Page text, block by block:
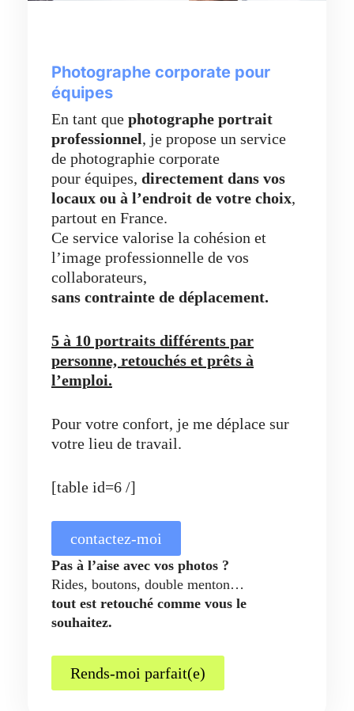
Photographe corporate pour
équipes
En tant que photographe portrait
professionnel, je propose un service
de photographie corporate
pour équipes, directement dans vos
locaux ou à l’endroit de votre choix,
partout en France.
Ce service valorise la cohésion et
l’image professionnelle de vos
collaborateurs,
sans contrainte de déplacement.
5 à 10 portraits différents par
personne, retouchés et prêts à
l’emploi.
Pour votre confort, je me déplace sur
votre lieu de travail.
[table id=6 /]
contactez-moi
Pas à l’aise avec vos photos ?
Rides, boutons, double menton…
tout est retouché comme vous le
souhaitez.
Rends-moi parfait(e)